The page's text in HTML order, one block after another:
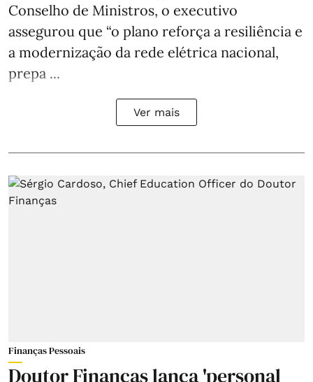
Conselho de Ministros, o executivo
assegurou que “o plano reforça a resiliência e
a modernização da rede elétrica nacional,
prepa ...
Ver mais
Finanças Pessoais
Doutor Finanças lança 'personal